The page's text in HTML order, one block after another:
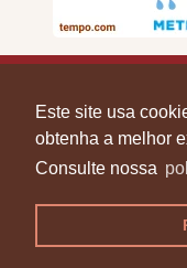
Este site usa
obtenha a melhor
Consulte nossa
Direitos